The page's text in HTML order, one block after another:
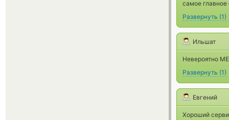
самое главное
Развернуть (1)
Ильшат
Невероятно
Развернуть (1)
Евгений
Хороший